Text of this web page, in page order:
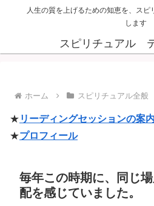
人生の質を上げるための知恵を、スピ
します
スピリチュアル
ホーム スピリチュアル全般
★ リーディングセッションの案
★プロフィール
毎年この時期に、同じ
配を感じていました。